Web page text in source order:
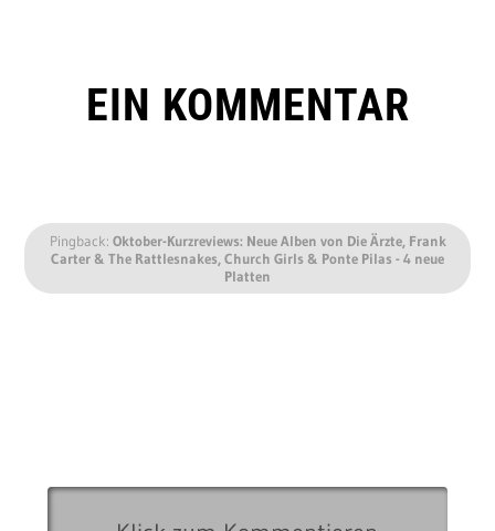
EIN KOMMENTAR
Pingback: Oktober-Kurzreviews: Neue Alben von Die Ärzte, Frank
Carter & The Rattlesnakes, Church Girls & Ponte Pilas - 4 neue
Platten